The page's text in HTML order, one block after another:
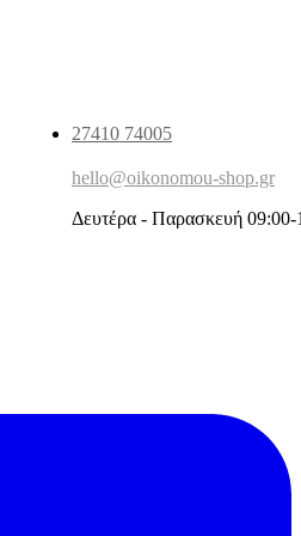
27410 74005
hello@oikonomou-shop.gr
Δευτέρα - Παρασκευή 09:00-